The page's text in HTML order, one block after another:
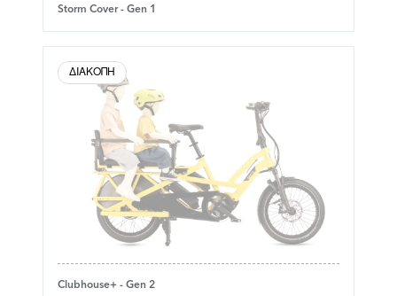
Storm Cover - Gen 1
ΔΙΑΚΟΠΉ
Clubhouse+ - Gen 2